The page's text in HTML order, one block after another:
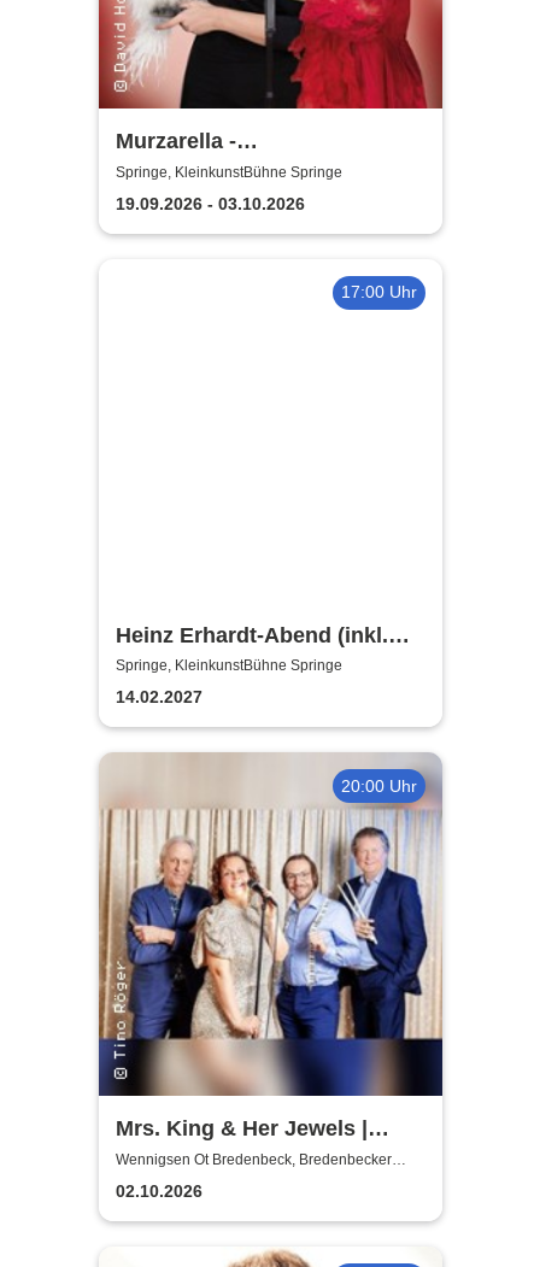
Murzarella -
Bauchgesänge...Best Of
Springe, KleinkunstBühne Springe
19.09.2026 - 03.10.2026
17:00 Uhr
Heinz Erhardt-Abend (inkl.
Getränke)
Springe, KleinkunstBühne Springe
14.02.2027
20:00 Uhr
Mrs. King & Her Jewels |
Blues, Boogie-Woogie, Rock
n Roll & Soul
Wennigsen Ot Bredenbeck, Bredenbecker
Scheune
02.10.2026